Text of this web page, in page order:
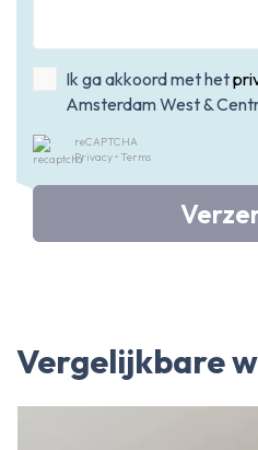
Ik ga akkoord met het
Amsterdam West &
reCAPTCHA
Privacy • Terms
Vergelijkbare